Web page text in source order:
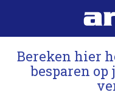
Bereken hier
besparen